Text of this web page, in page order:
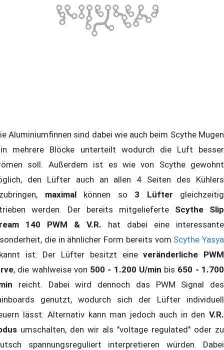
Aluminiumfinnen sind dabei wie auch beim Scythe Mugen
mehrere Blöcke unterteilt wodurch die Luft besser
soll. Außerdem ist es wie von Scythe gewohnt
den Lüfter auch an allen 4 Seiten des Kühlers
maximalkönnen so 3 Lüfter gleichzeitig
werden. Der bereits mitgelieferte Scythe Slip
140 PWM & V.R. hat dabei eine interessante
die in ähnlicher Form bereits vom Scythe Yasya
ist: Der Lüfter besitzt eineveränderliche PWM
, die wahlweise von 500 - 1.200 U/min bis 650 - 1.700
reicht. Dabei wird dennoch das PWM Signal des
genutzt, wodurch sich der Lüfter individuell
lässt. Alternativ kann man jedoch auch in den V.R.
umschalten, den wir als "voltage regulated" oder zu
spannungsreguliert interpretieren würden. Dabei